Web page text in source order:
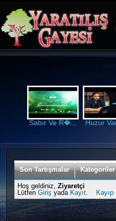
Sabır Ve R�... Huzur
Son Tartışmalar Kategoriler
Hoş geldiniz, Ziyaretçi
Lütfen Giriş yada Kayıt.